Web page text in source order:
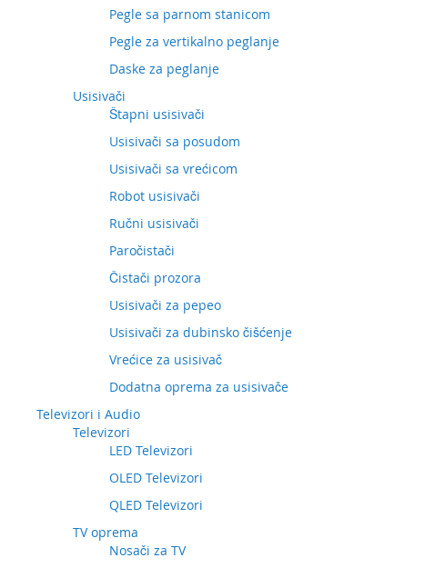
Pegle sa parnom stanicom
Pegle za vertikalno peglanje
Daske za peglanje
Usisivači
Štapni usisivači
Usisivači sa posudom
Usisivači sa vrećicom
Robot usisivači
Ručni usisivači
Paročistači
Čistači prozora
Usisivači za pepeo
Usisivači za dubinsko čišćenje
Vrećice za usisivač
Dodatna oprema za usisivače
Televizori i Audio
Televizori
LED Televizori
OLED Televizori
QLED Televizori
TV oprema
Nosači za TV